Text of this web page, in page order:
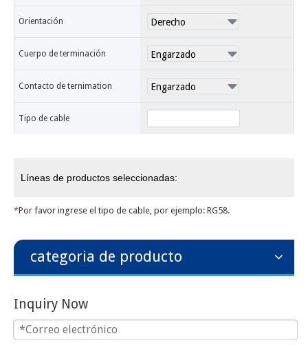
Orientación
Cuerpo de terminación
Contacto de ternimation
Tipo de cable
Líneas de productos seleccionadas:
*Por favor ingrese el tipo de cable, por ejemplo: RG58.
categoria de producto
Inquiry Now